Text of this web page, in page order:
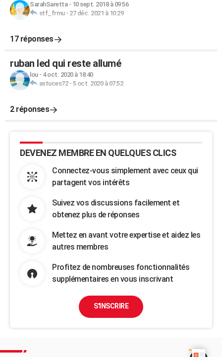
SarahSaretta- 10 sept. 2018 à 09:56
stf_frmu- 27 déc. 2021 à 10:29
17 réponses
ruban led qui reste allumé
lou- 4 oct. 2020 à 18:40
astuces72- 5 oct. 2020 à 07:52
2 réponses
DEVENEZ MEMBRE EN QUELQUES CLICS
Connectez-vous simplement avec ceux qui
partagent vos intérêts
Suivez vos discussions facilement et
obtenez plus de réponses
Mettez en avant votre expertise et aidez les
autres membres
Profitez de nombreuses fonctionnalités
supplémentaires en vous inscrivant
S'INSCRIRE